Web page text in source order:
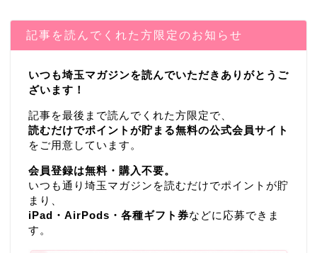
記事を読んでくれた方限定のお知らせ
いつも埼玉マガジンを読んでいただきありがとうご
ざいます！
記事を最後まで読んでくれた方限定で、
読むだけでポイントが貯まる無料の公式会員サイト
をご用意しています。
会員登録は無料・購入不要。
いつも通り埼玉マガジンを読むだけでポイントが貯
まり、
iPad・AirPods・各種ギフト券などに応募できま
す。